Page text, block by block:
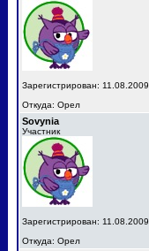
Зарегистрирован: 11.08.2009
Откуда: Орел
Sovynia
Участник
Зарегистрирован: 11.08.2009
Откуда: Орел